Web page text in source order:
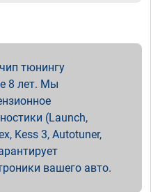
тюнингу
8 лет. Мы
(Launch,
Kess 3, Autotuner,
вашего авто.